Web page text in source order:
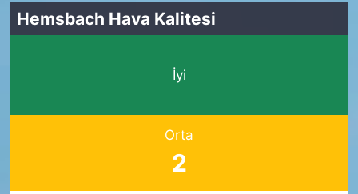
Hemsbach Hava Kalitesi
İyi
Orta
2